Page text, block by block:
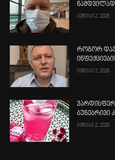
ნამდვილად
ივნისი 2, 2026
როგორ
ივნისი 2, 2026
ბუნებრივი
ივნისი 2, 2026